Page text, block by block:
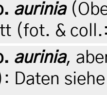
aurinia
(fot. &
aurinia,
Daten